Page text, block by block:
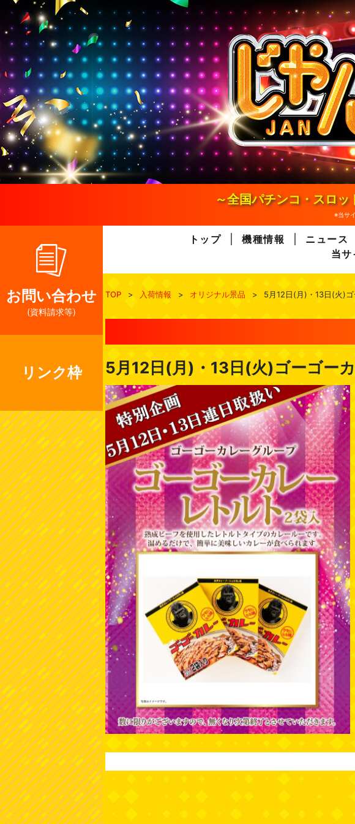
n
e
n
～全国パチンコ・スロ
※当サ
お問い合わせ
(資料請求等)
リンク枠
トップ 機種情報 ニュース
当サ
TOP > 入荷情報 > オリジナル景品 > 5月12日(月)・13日(火)ゴ
5月12日(月)・13日(火)ゴーゴー